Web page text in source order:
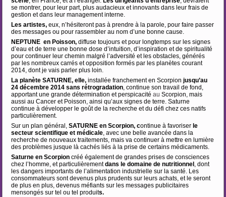
se montrer, pour leur part, plus audacieux et innovants dans leur frais de
gestion et dans leur management interne.
Les artistes,eux, n’hésiteront pas à prendre à la parole, pour faire passer
des messages ou pour rassembler au nom d’une bonne cause.
NEPTUNE en Poisson,diffuse toujours et pour longtemps sur les signes
d’eau et de terre une bonne dose d’intuition, d’inspiration et de spiritualité
pour continuer leur chemin malgré l’adversité et les obstacles, générés
par les nombreux carrés et opposition formés par les planètes courant
2014, dont je vais parler plus loin.
La planète SATURNE, elle,installée franchement en Scorpionjusqu’au
24 décembre 2014 sans rétrogradation, continue son travail de fond,
apportant une grande détermination et perspicacité au Scorpion, mais
aussi au Cancer et Poisson, ainsi qu’aux signes de terre. Saturne
continue à développer le goût de la recherche et du défi chez ces natifs
particulièrement.
Sur un plan général,SATURNE en Scorpion, continue à favoriser le
secteur scientifique et médicale, avec une belle avancée dans la
recherche de nouveaux traitements, mais va continuer à mettre en lumière
des problèmes jusque là cachés liés à la prise de certains médicaments.
Saturne en Scorpion créé également de grandes prises de consciences
chez l’homme, et particulièrementdans le domaine de nutritionnel , dont
les dangers importants de l’alimentation industrielle sur la santé. Les
consommateurs sont devenus plus prudents sur leurs achats, et le seront
de plus en plus, devenus méfiants sur les messages publicitaires
mensongés sur tel ou tel produits.